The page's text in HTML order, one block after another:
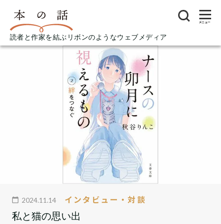
読者と作家を結ぶリボンのようなウェブメディア
メニュー
2024.11.14 インタビュー・対談
私と猫の思い出